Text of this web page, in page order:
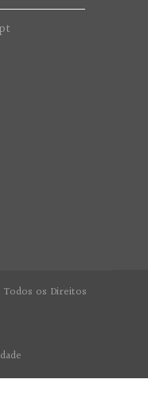
os Direitos